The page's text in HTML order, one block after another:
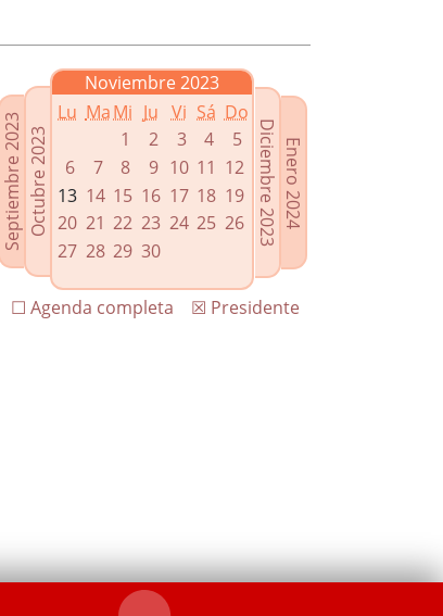
Septiembre 2023Octubre 2023
Noviembre 2023
Lu MaMi Ju Vi Sá Do
1
2 3 4
5
6
7 8 9 10 11 12
13 14 15 16 17 18 19
20 21 22 23 24 25 26
27 28 29 30
Enero 2024
Diciembre 2023
☒ Presidente
☐ Agenda completa